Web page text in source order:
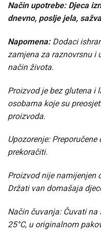
Način upotrebe: Djeca
dnevno, poslje jela,
Napomena:Dodaci
zamjena za raznovrsnu i
način života.
Proizvod je bez glutena i
osobama koje su
proizvoda.
Upozorenje:
prekoračiti.
Proizvod nije namijenjen
Držati van domašaja
Način čuvanja: Čuvati
25°C, u originalnom